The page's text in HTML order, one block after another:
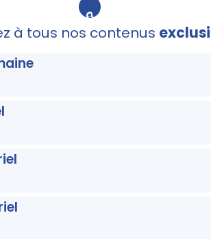
🔒
à tous nos contenus